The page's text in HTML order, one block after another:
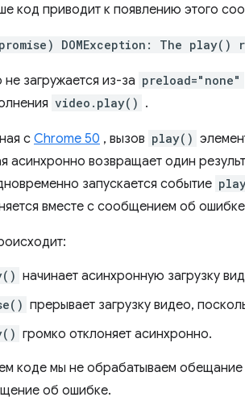
код приводит к появлению этого
promise) DOMException: The
загружается из-за preload="none"
video.play() .
с Chrome 50 , вызов play()
асинхронно возвращает один
запускается событие
вместе с сообщением об
начинает асинхронную загрузку
прерывает загрузку видео,
громко отклоняет асинхронно.
коде мы не обрабатываем
об ошибке.